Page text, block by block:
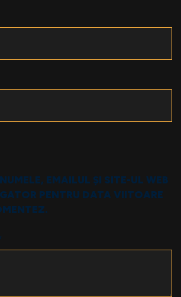
EMAILUL ȘI SITE-UL WEB
PENTRU DATA VIITOARE